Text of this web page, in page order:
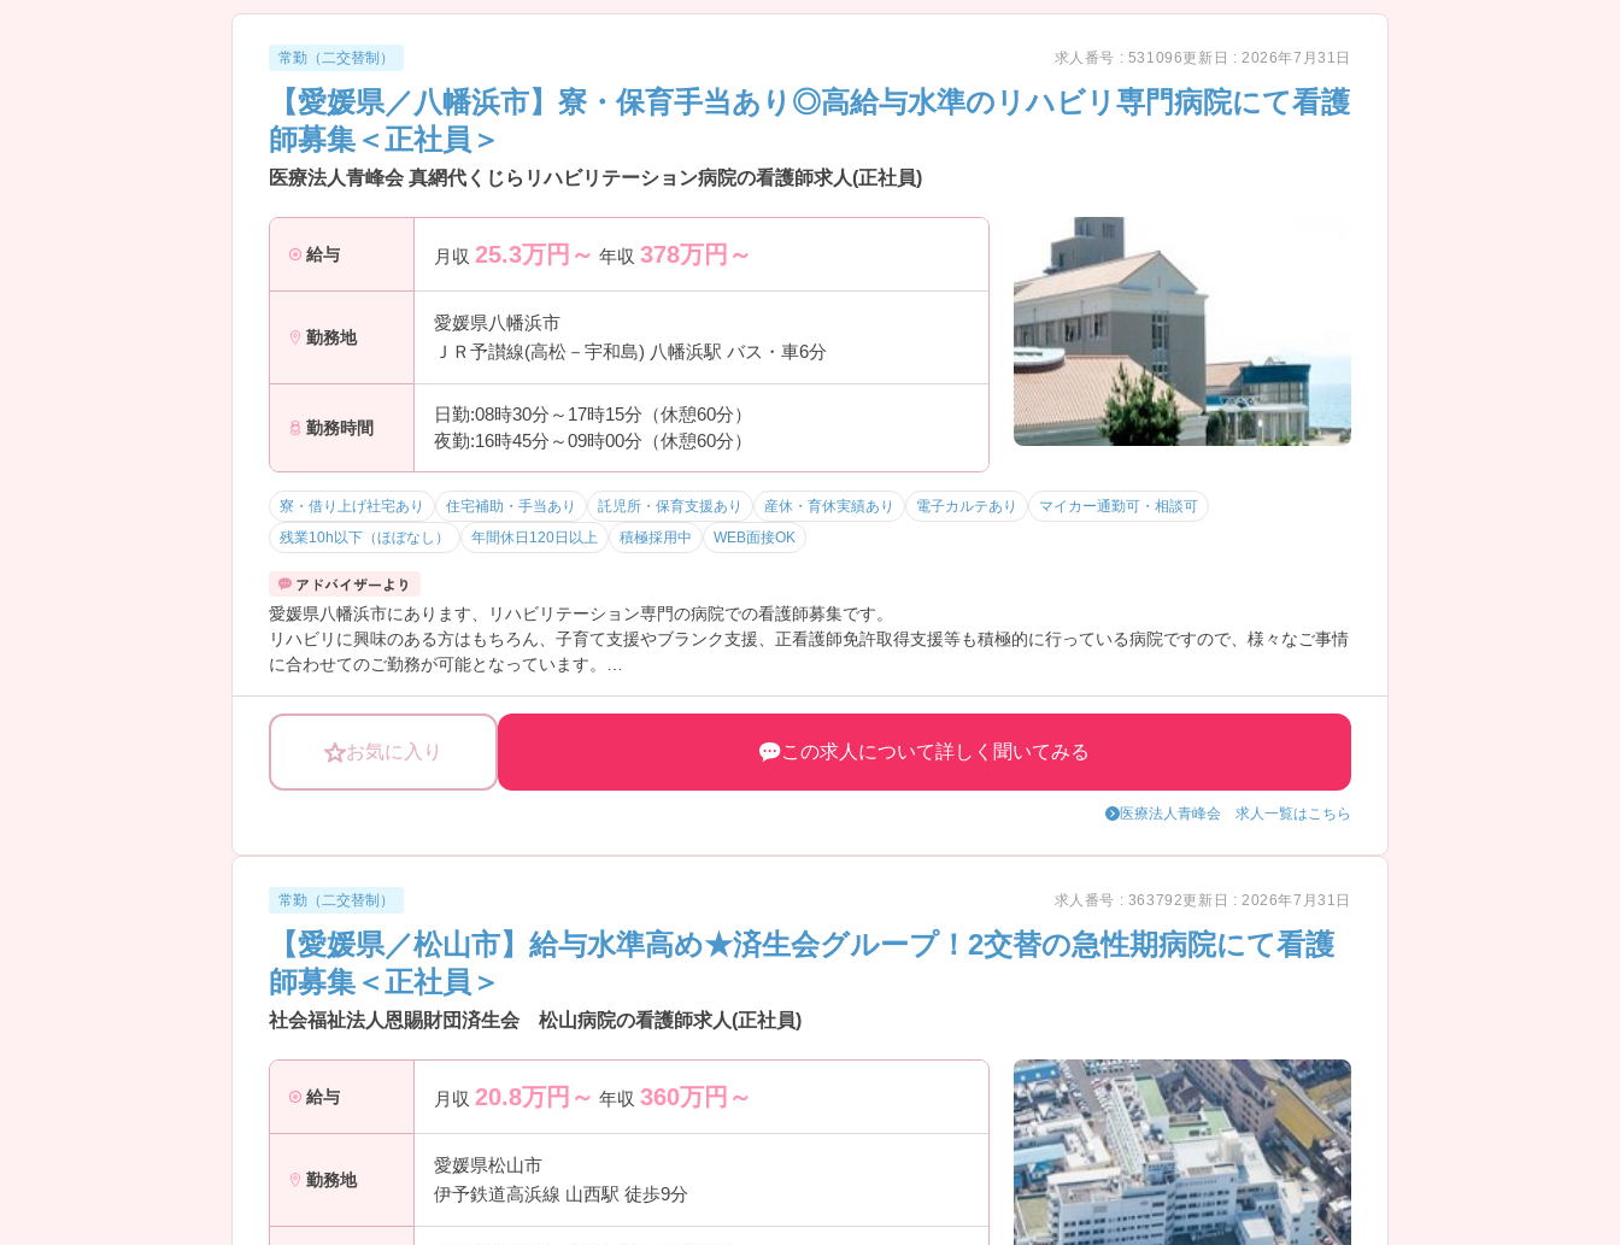
常勤（二交替制） 求人番号 : 531096更新日 : 2026年7月31日
【愛媛県／八幡浜市】寮・保育手当あり◎高給与水準のリハビリ専門病院にて看護
師募集＜正社員＞
医療法人青峰会 真網代くじらリハビリテーション病院の看護師求人(正社員)
給与 月収 25.3万円～ 年収 378万円～
勤務地
愛媛県八幡浜市
ＪＲ予讃線(高松－宇和島) 八幡浜駅 バス・車6分
勤務時間
日勤:08時30分～17時15分（休憩60分）
夜勤:16時45分～09時00分（休憩60分）
寮・借り上げ社宅あり 住宅補助・手当あり 託児所・保育支援あり 産休・育休実績あり 電子カルテあり
マイカー通勤可・相談可
残業10h以下（ほぼなし）
年間休日120日以上 積極採用中 WEB面接OK
愛媛県八幡浜市にあります、リハビリテーション専門の病院での看護師募集です。
リハビリに興味のある方はもちろん、子育て支援やブランク支援、正看護師免許取得支援等も積極的に行っている病院ですので、様々なご事情
に合わせてのご勤務が可能となっています。
お気に入り この求人について詳しく聞いてみる
医療法人青峰会 求人一覧はこちら
常勤（二交替制） 求人番号 : 363792更新日 : 2026年7月31日
【愛媛県／松山市】給与水準高め★済生会グループ！2交替の急性期病院にて看護
師募集＜正社員＞
社会福祉法人恩賜財団済生会 松山病院の看護師求人(正社員)
給与 月収 20.8万円～ 年収 360万円～
勤務地
愛媛県松山市
伊予鉄道高浜線 山西駅 徒歩9分